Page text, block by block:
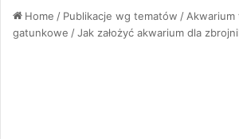
Home / Publikacje wg tematów /Akwarium
gatunkowe /Jak założyć akwarium dla